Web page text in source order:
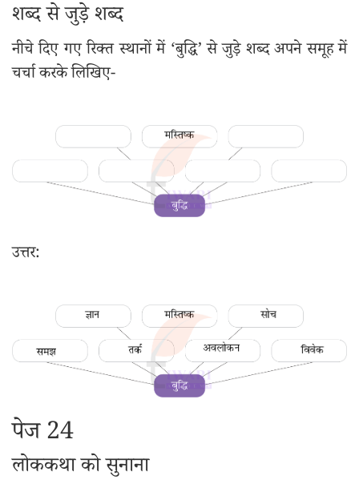
शब्द से जुड़े शब्द
नीचे दिए गए रिक्त स्थानों में ‘बुद्धि’ से जुड़े शब्द अपने समूह में
चर्चा करके लिखिए-
उत्तर:
पेज 24
लोककथा को सुनाना